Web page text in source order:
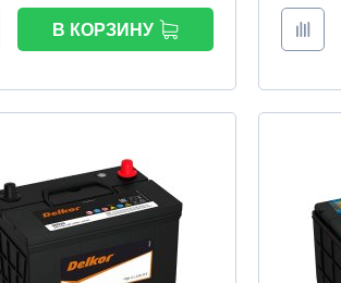
В КОРЗИНУ